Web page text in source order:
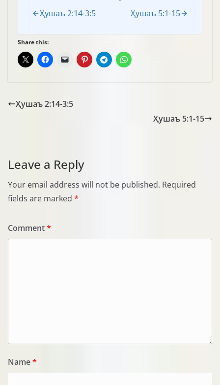
Ҳушаъ 2:14-3:5 Ҳушаъ 5:1-15
Share this:
Ҳушаъ 2:14-3:5
Ҳушаъ 5:1-15
Leave a Reply
Your email address will not be published. Required
fields are marked *
Comment*
Name*